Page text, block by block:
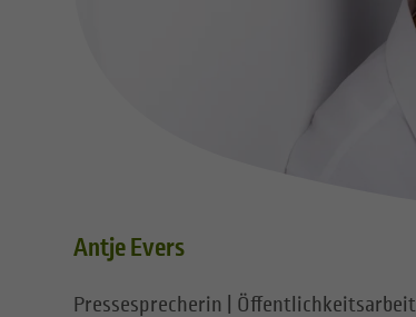
Antje Evers
Pressesprecherin | Öffentlichkeitsarbeit